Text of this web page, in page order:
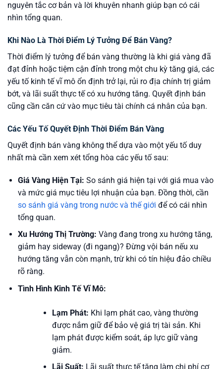
nguyên tắc cơ bản và lời khuyên nhanh giúp bạn có cái
nhìn tổng quan.
Khi Nào Là Thời Điểm Lý Tưởng Để Bán Vàng?
Thời điểm lý tưởng để bán vàng thường là khi giá vàng đã
đạt đỉnh hoặc tiệm cận đỉnh trong một chu kỳ tăng giá, các
yếu tố kinh tế vĩ mô ổn định trở lại, rủi ro địa chính trị giảm
bớt, và lãi suất thực tế có xu hướng tăng. Quyết định bán
cũng cần căn cứ vào mục tiêu tài chính cá nhân của bạn.
Các Yếu Tố Quyết Định Thời Điểm Bán Vàng
Quyết định bán vàng không thể dựa vào một yếu tố duy
nhất mà cần xem xét tổng hòa các yếu tố sau:
Giá Vàng Hiện Tại: So sánh giá hiện tại với giá mua vào
và mức giá mục tiêu lợi nhuận của bạn. Đồng thời, cần
so sánh giá vàng trong nước và thế giới để có cái nhìn
tổng quan.
Xu Hướng Thị Trường: Vàng đang trong xu hướng tăng,
giảm hay sideway (đi ngang)? Đừng vội bán nếu xu
hướng tăng vẫn còn mạnh, trừ khi có tín hiệu đảo chiều
rõ ràng.
Tình Hình Kinh Tế Vĩ Mô:
Lạm Phát: Khi lạm phát cao, vàng thường
được nắm giữ để bảo vệ giá trị tài sản. Khi
lạm phát được kiểm soát, áp lực giữ vàng
giảm.
Lãi Suất: Lãi suất thực tế tăng làm chi phí cơ